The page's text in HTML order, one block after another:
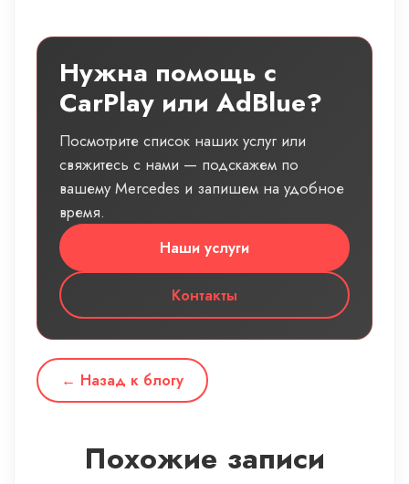
Нужна помощь с
CarPlay или AdBlue?
Посмотрите список наших услуг или
свяжитесь с нами — подскажем по
вашему Mercedes и запишем на удобное
время.
Наши услуги
Контакты
← Назад к блогу
Похожие записи